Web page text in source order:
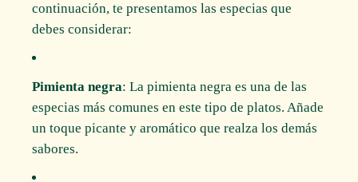
continuación, te presentamos las especias que
debes considerar:
Pimienta negra: La pimienta negra es una de las
especias más comunes en este tipo de platos. Añade
un toque picante y aromático que realza los demás
sabores.